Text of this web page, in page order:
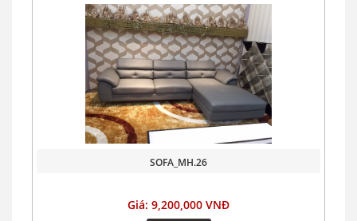
SOFA_MH.26
Giá: 9,200,000 VNĐ